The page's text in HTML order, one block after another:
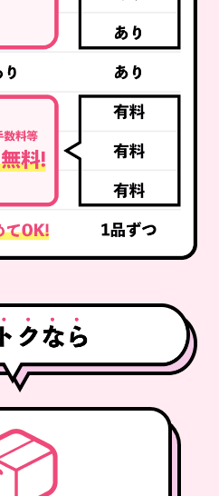
SEVENTEEN JEONGHAN
うちわ 2021 CONCERT PO
WER OF LOVE IMAGE PIC
4,000 円
TWICE
TWICE MINA ONCE JAPAN
3rd Anniversary Goods B
aby LOVELYS MIVELY バッ
グチャーム ミナ ミブリー
3周年
6,500円
TXT